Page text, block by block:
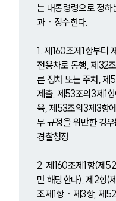
는 대통령령으로 정하
과ㆍ징수한다.
1. 제160조제1항부터
전용차로 통행, 제32
른 정차 또는 주차, 제
제출, 제53조의3제1
육, 제53조의3제3항
무 규정을 위반한 경
경찰청장
2. 제160조제1항(제
만 해당한다), 제2항(
조제1항ㆍ제3항, 제